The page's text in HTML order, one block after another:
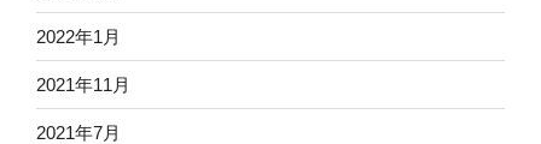
2022年1月
2021年11月
2021年7月